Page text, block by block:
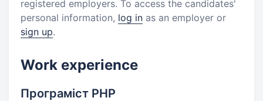
registered employers. To access the candidates'
personal information, log in as an employer or
sign up.
Work experience
Програміст PHP